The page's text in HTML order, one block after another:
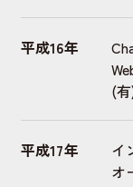
平成16年
(
平成17年
イ
オ